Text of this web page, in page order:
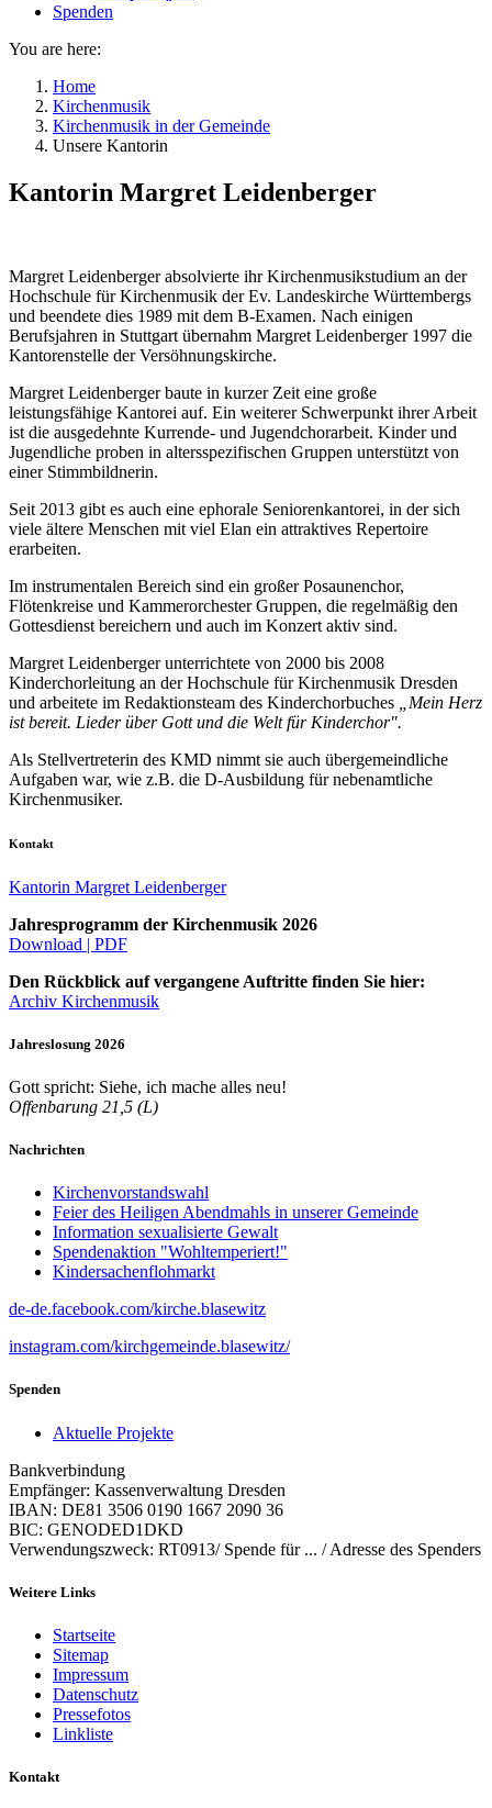
Spenden
You are here:
Home
Kirchenmusik
Kirchenmusik in der Gemeinde
Unsere Kantorin
Kantorin Margret Leidenberger
Margret Leidenberger absolvierte ihr Kirchenmusikstudium an der
Hochschule für Kirchenmusik der Ev. Landeskirche Württembergs
und beendete dies 1989 mit dem B-Examen. Nach einigen
Berufsjahren in Stuttgart übernahm Margret Leidenberger 1997 die
Kantorenstelle der Versöhnungskirche.
Margret Leidenberger baute in kurzer Zeit eine große
leistungsfähige Kantorei auf. Ein weiterer Schwerpunkt ihrer Arbeit
ist die ausgedehnte Kurrende- und Jugendchorarbeit. Kinder und
Jugendliche proben in altersspezifischen Gruppen unterstützt von
einer Stimmbildnerin.
Seit 2013 gibt es auch eine ephorale Seniorenkantorei, in der sich
viele ältere Menschen mit viel Elan ein attraktives Repertoire
erarbeiten.
Im instrumentalen Bereich sind ein großer Posaunenchor,
Flötenkreise und Kammerorchester Gruppen, die regelmäßig den
Gottesdienst bereichern und auch im Konzert aktiv sind.
Margret Leidenberger unterrichtete von 2000 bis 2008
Kinderchorleitung an der Hochschule für Kirchenmusik Dresden
und arbeitete im Redaktionsteam des Kinderchorbuches
„Mein Herz
ist bereit. Lieder über Gott und die Welt für Kinderchor".
Als Stellvertreterin des KMD nimmt sie auch übergemeindliche
Aufgaben war, wie z.B. die D-Ausbildung für nebenamtliche
Kirchenmusiker.
Kontakt
Kantorin Margret Leidenberger
Jahresprogramm der Kirchenmusik 2026
Download | PDF
Den Rückblick auf vergangene Auftritte finden Sie hier:
Archiv Kirchenmusik
Jahreslosung 2026
Gott spricht: Siehe, ich mache alles neu!
Offenbarung 21,5 (L)
Nachrichten
Kirchenvorstandswahl
Feier des Heiligen Abendmahls in unserer Gemeinde
Information sexualisierte Gewalt
Spendenaktion "Wohltemperiert!"
Kindersachenflohmarkt
de-de.facebook.com/kirche.blasewitz
instagram.com/kirchgemeinde.blasewitz/
Spenden
Aktuelle Projekte
Bankverbindung
Empfänger: Kassenverwaltung Dresden
IBAN: DE81 3506 0190 1667 2090 36
BIC: GENODED1DKD
Verwendungszweck: RT0913/ Spende für ... / Adresse des Spenders
Weitere Links
Startseite
Sitemap
Impressum
Datenschutz
Pressefotos
Linkliste
Kontakt